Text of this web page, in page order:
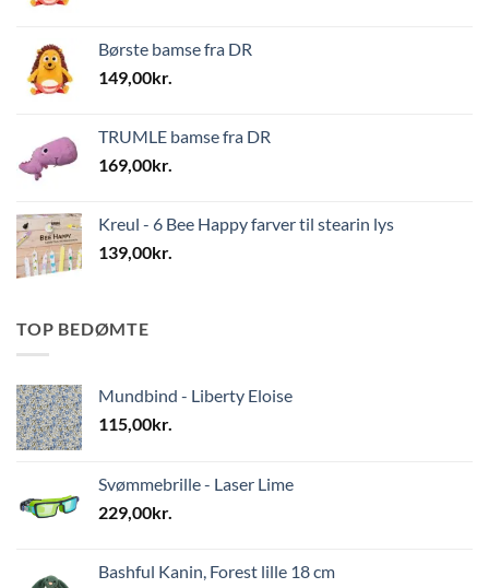
Børste bamse fra DR
149,00kr.
TRUMLE bamse fra DR
169,00kr.
Kreul - 6 Bee Happy farver til stearin lys
139,00kr.
TOP BEDØMTE
Mundbind - Liberty Eloise
115,00kr.
Svømmebrille - Laser Lime
229,00kr.
Bashful Kanin, Forest lille 18 cm